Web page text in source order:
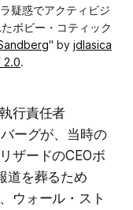
疑惑でアクティビジ
ボビー・コティック
" by jdlasica
2.0.
行責任者
ーグが、当時の
ザードのCEOボ
道を葬るため
ウォール・スト